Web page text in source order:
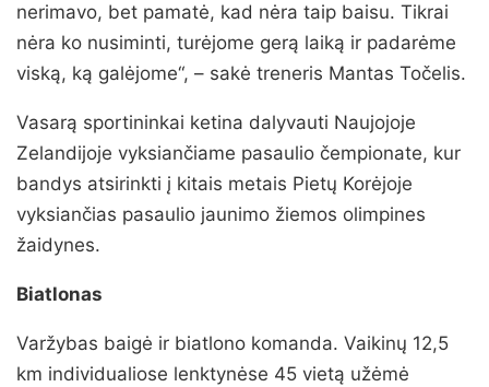
nerimavo, bet pamatė, kad nėra taip baisu. Tikrai
nėra ko nusiminti, turėjome gerą laiką ir padarėme
viską, ką galėjome“, – sakė treneris Mantas Točelis.
Vasarą sportininkai ketina dalyvauti Naujojoje
Zelandijoje vyksiančiame pasaulio čempionate, kur
bandys atsirinkti į kitais metais Pietų Korėjoje
vyksiančias pasaulio jaunimo žiemos olimpines
žaidynes.
Biatlonas
Varžybas baigė ir biatlono komanda. Vaikinų 12,5
km individualiose lenktynėse 45 vietą užėmė